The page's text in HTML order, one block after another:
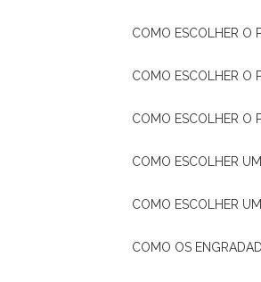
COMO ESCOLHER
COMO ESCOLHER
COMO ESCOLHER
COMO ESCOLHER
COMO ESCOLHER
COMO OS